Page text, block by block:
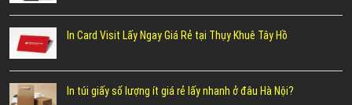
In Card Visit Lấy Ngay Giá Rẻ tại Thụy Khuê Tây Hồ
In túi giấy số lượng ít giá rẻ lấy nhanh ở đâu Hà Nội?